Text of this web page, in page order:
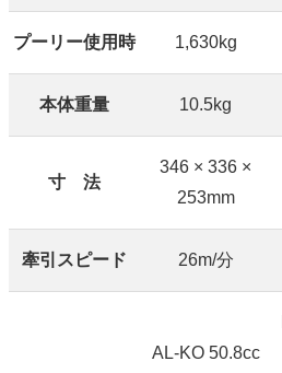
プーリー使用時 1,630kg
本体重量 10.5kg
寸 法
346 × 336 ×
253mm
牽引スピード 26m/分
AL-KO 50.8cc